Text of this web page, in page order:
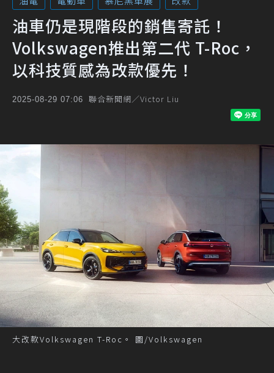
油車仍是現階段的銷售寄託！
Volkswagen推出第二代 T-Roc，
以科技質感為改款優先！
2025-08-29 07:06 聯合新聞網／Victor Liu
大改款Volkswagen T-Roc。 圖/Volkswagen